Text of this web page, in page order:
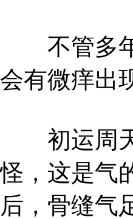
不管多年
会有微痒出
初运周天
怪，这是气
后，骨缝气